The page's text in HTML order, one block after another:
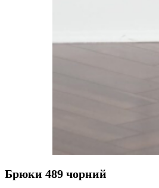
Брюки 489 чорний